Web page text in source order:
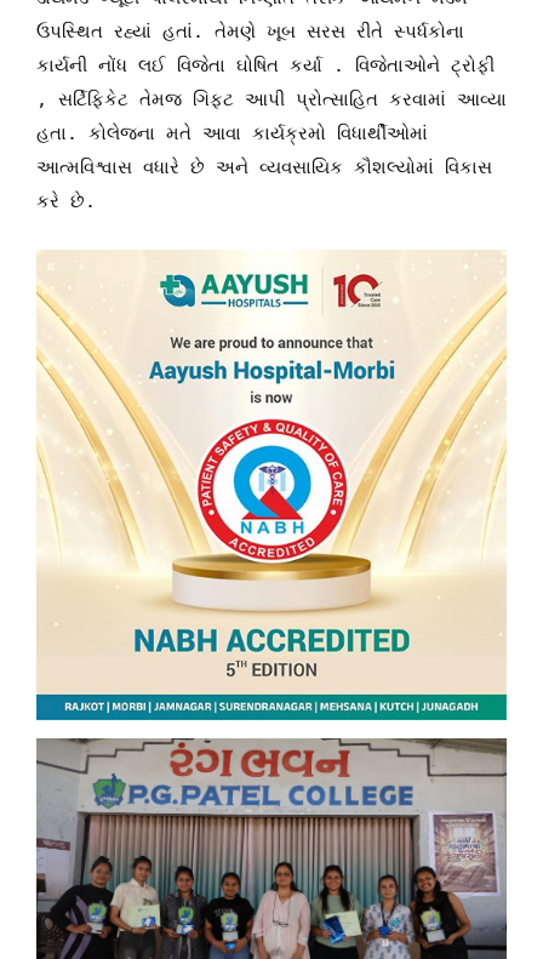
ઉપસ્થિત રહ્યાં હતાં. તેમણે ખૂબ સરસ રીતે સ્પર્ધકોના
કાર્યની નોંધ લઈ વિજેતા ઘોષિત કર્યા . વિજેતાઓને ટ્રોફી
, સર્ટિફિકેટ તેમજ ગિફ્ટ આપી પ્રોત્સાહિત કરવામાં આવ્યા
હતા. કોલેજના મતે આવા કાર્યક્રમો વિધાર્થીઓમાં
આત્મવિશ્વાસ વધારે છે અને વ્યવસાયિક કૌશલ્યોમાં વિકાસ
કરે છે.